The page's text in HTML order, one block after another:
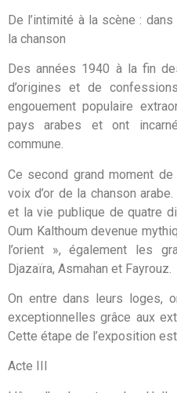
De l’intimité à la scène :
la chanson
Des années 1940 à la fin
d’origines et de
engouement populaire
pays arabes et ont
commune.
Ce second grand moment
voix d’or de la chanson
et la vie publique de quatre
Oum Kalthoum devenue
l’orient », également les
Djazaïra, Asmahan et Fayrouz.
On entre dans leurs loges,
exceptionnelles grâce aux
Cette étape de l’exposition
Acte III